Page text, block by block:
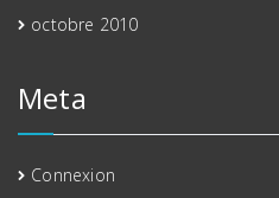
octobre 2010
Meta
Connexion